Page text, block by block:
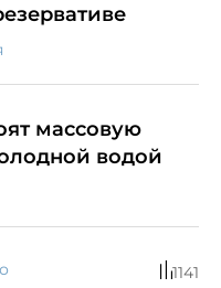
массовую
водой
1141